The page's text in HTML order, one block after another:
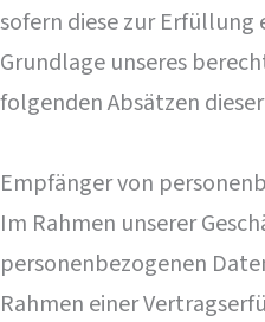
sofern diese zur Erfüllung
Grundlage unseres
folgenden Absätzen
Empfänger von
Im Rahmen unserer
personenbezogenen
Rahmen einer